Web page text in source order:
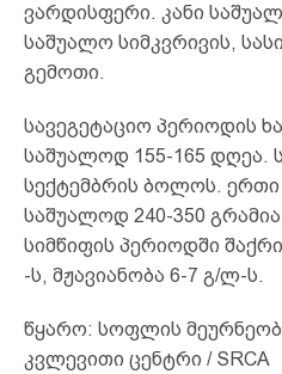
ვარდისფერი. კანი
საშუალო სიმკვრივის,
გემოთი.
სავეგეტაციო პერიოდის
საშუალოდ 155-165 დღეა.
სექტემბრის ბოლოს. ერთი
საშუალოდ 240-350
სიმწიფის პერიოდში
-ს, მჟავიანობა 6-7 გ/ლ-ს.
წყარო: სოფლის
კვლევითი ცენტრი / SRCA